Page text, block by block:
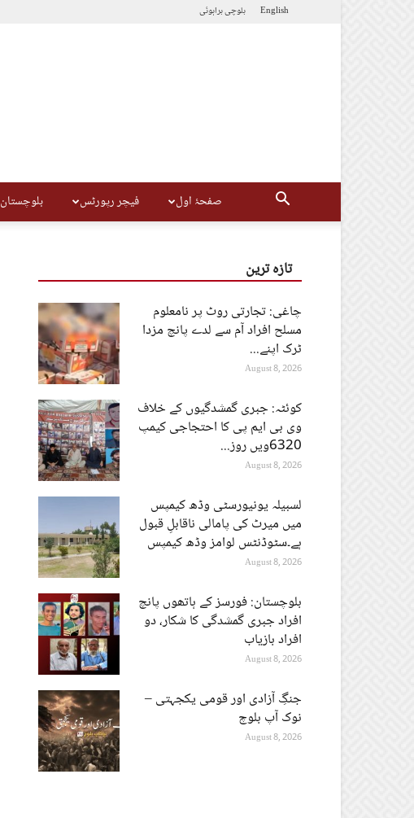
English بلوچیبراہوئی
صفحۂ اول فیچر رپورٹس بلوچستان
تازہ ترین
چاغی: تجارتی روٹ پر نامعلوم
مسلح افراد آم سے لدے پانچ مزدا
ٹرک اپنے...
August 8, 2026
کوئٹہ: جبری گمشدگیوں کے خلاف
وی بی ایم پی کا احتجاجی کیمپ
6320ویں روز...
August 8, 2026
لسبیلہ یونیورسٹی وڈھ کیمپس
میں میرٹ کی پامالی ناقابلِ قبول
ہے۔سٹوڈنٹس لوامز وڈھ کیمپس
August 8, 2026
بلوچستان: فورسز کے ہاتھوں پانچ
افراد جبری گمشدگی کا شکار، دو
افراد بازیاب
August 8, 2026
جنگِ آزادی اور قومی یکجہتی –
نوک آپ بلوچ
August 8, 2026